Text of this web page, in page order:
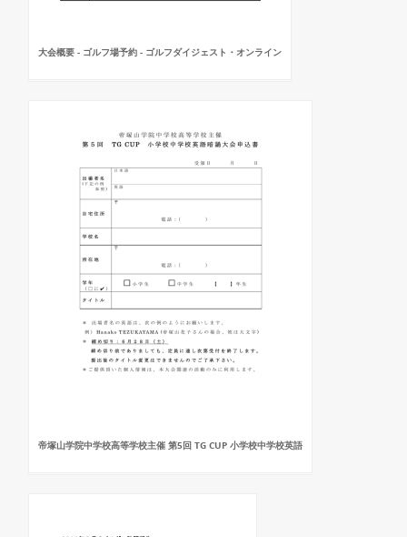
大会概要 - ゴルフ場予約 - ゴルフダイジェスト・オンライン
帝塚山学院中学校高等学校主催 第5回 TG CUP 小学校中学校英語